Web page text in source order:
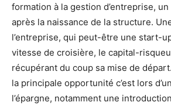
formation à la gestion d’entreprise,
après la naissance de la structure.
l’entreprise, qui peut-être une start-
vitesse de croisière, le capital-
récupérant du coup sa mise de
la principale opportunité c’est lors
l’épargne, notamment une